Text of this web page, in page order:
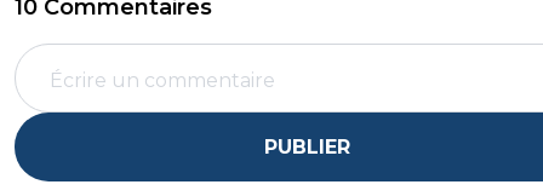
10 Commentaires
PUBLIER